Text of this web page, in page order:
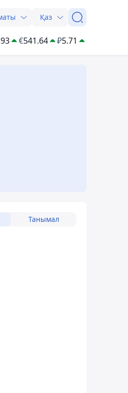
Қаз
€541.64 ₽5.71
Танымал